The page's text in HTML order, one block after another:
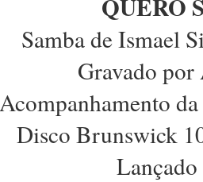
Samba de Ismael
Gravado
Acompanhamento
Disco Brunswick